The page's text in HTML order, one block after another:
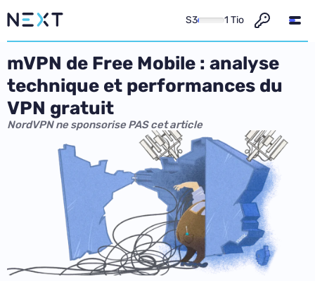
S3 1 Tio
mVPN de Free Mobile : analyse
technique et performances du
VPN gratuit
NordVPN ne sponsorise PAS cet article